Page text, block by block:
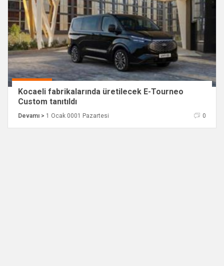
Kocaeli fabrikalarında üretilecek E-Tourneo
Custom tanıtıldı
Devamı > 1 Ocak 0001 Pazartesi 0